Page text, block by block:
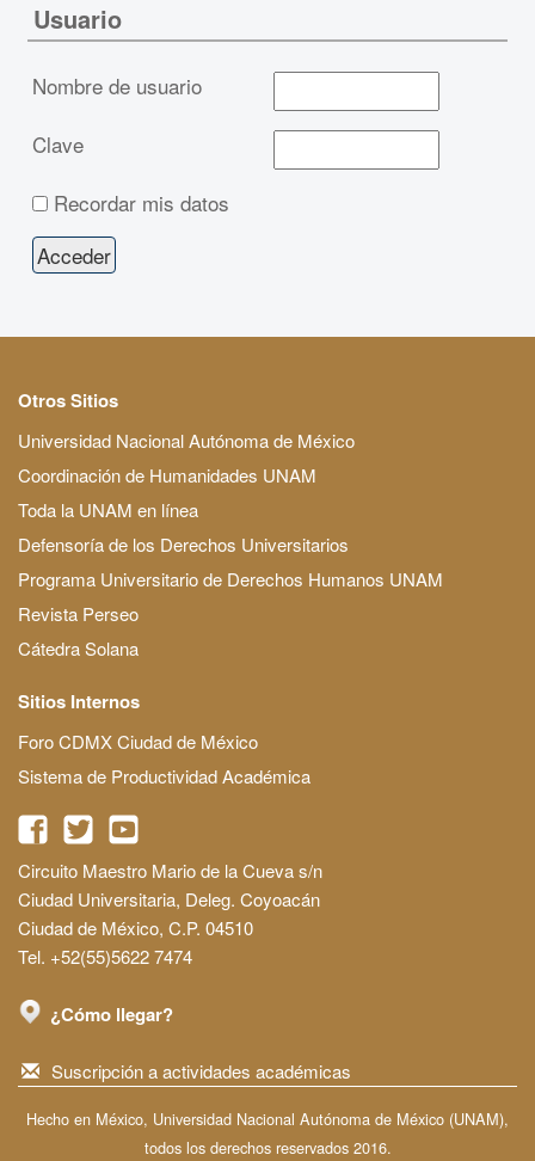
Usuario
Nombre de usuario
Clave
Recordar mis datos
Otros Sitios
Universidad Nacional Autónoma de México
Coordinación de Humanidades UNAM
Toda la UNAM en línea
Defensoría de los Derechos Universitarios
Programa Universitario de Derechos Humanos UNAM
Revista Perseo
Cátedra Solana
Sitios Internos
Foro CDMX Ciudad de México
Sistema de Productividad Académica
Circuito Maestro Mario de la Cueva s/n
Ciudad Universitaria, Deleg. Coyoacán
Ciudad de México, C.P. 04510
Tel. +52(55)5622 7474
¿Cómo llegar?
Suscripción a actividades académicas
Hecho en México, Universidad Nacional Autónoma de México (UNAM),
todos los derechos reservados 2016.